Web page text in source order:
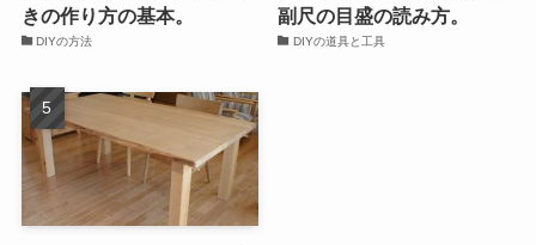
きの作り方の基本。
DIYの方法
副尺の目盛の読み方。
DIYの道具と工具